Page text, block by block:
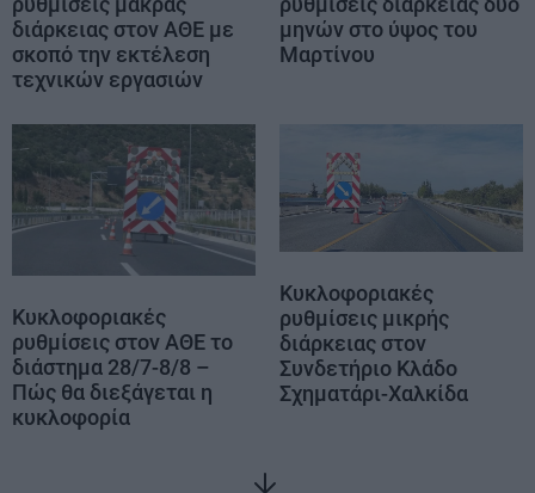
διάρκειας στον ΑΘΕ με
σκοπό την εκτέλεση
τεχνικών εργασιών
μηνών στο ύψος του
Μαρτίνου
Κυκλοφοριακές
ρυθμίσεις στον ΑΘΕ το
διάστημα 28/7-8/8 –
Πώς θα διεξάγεται η
κυκλοφορία
Κυκλοφοριακές
ρυθμίσεις μικρής
διάρκειας στον
Συνδετήριο Κλάδο
Σχηματάρι-Χαλκίδα